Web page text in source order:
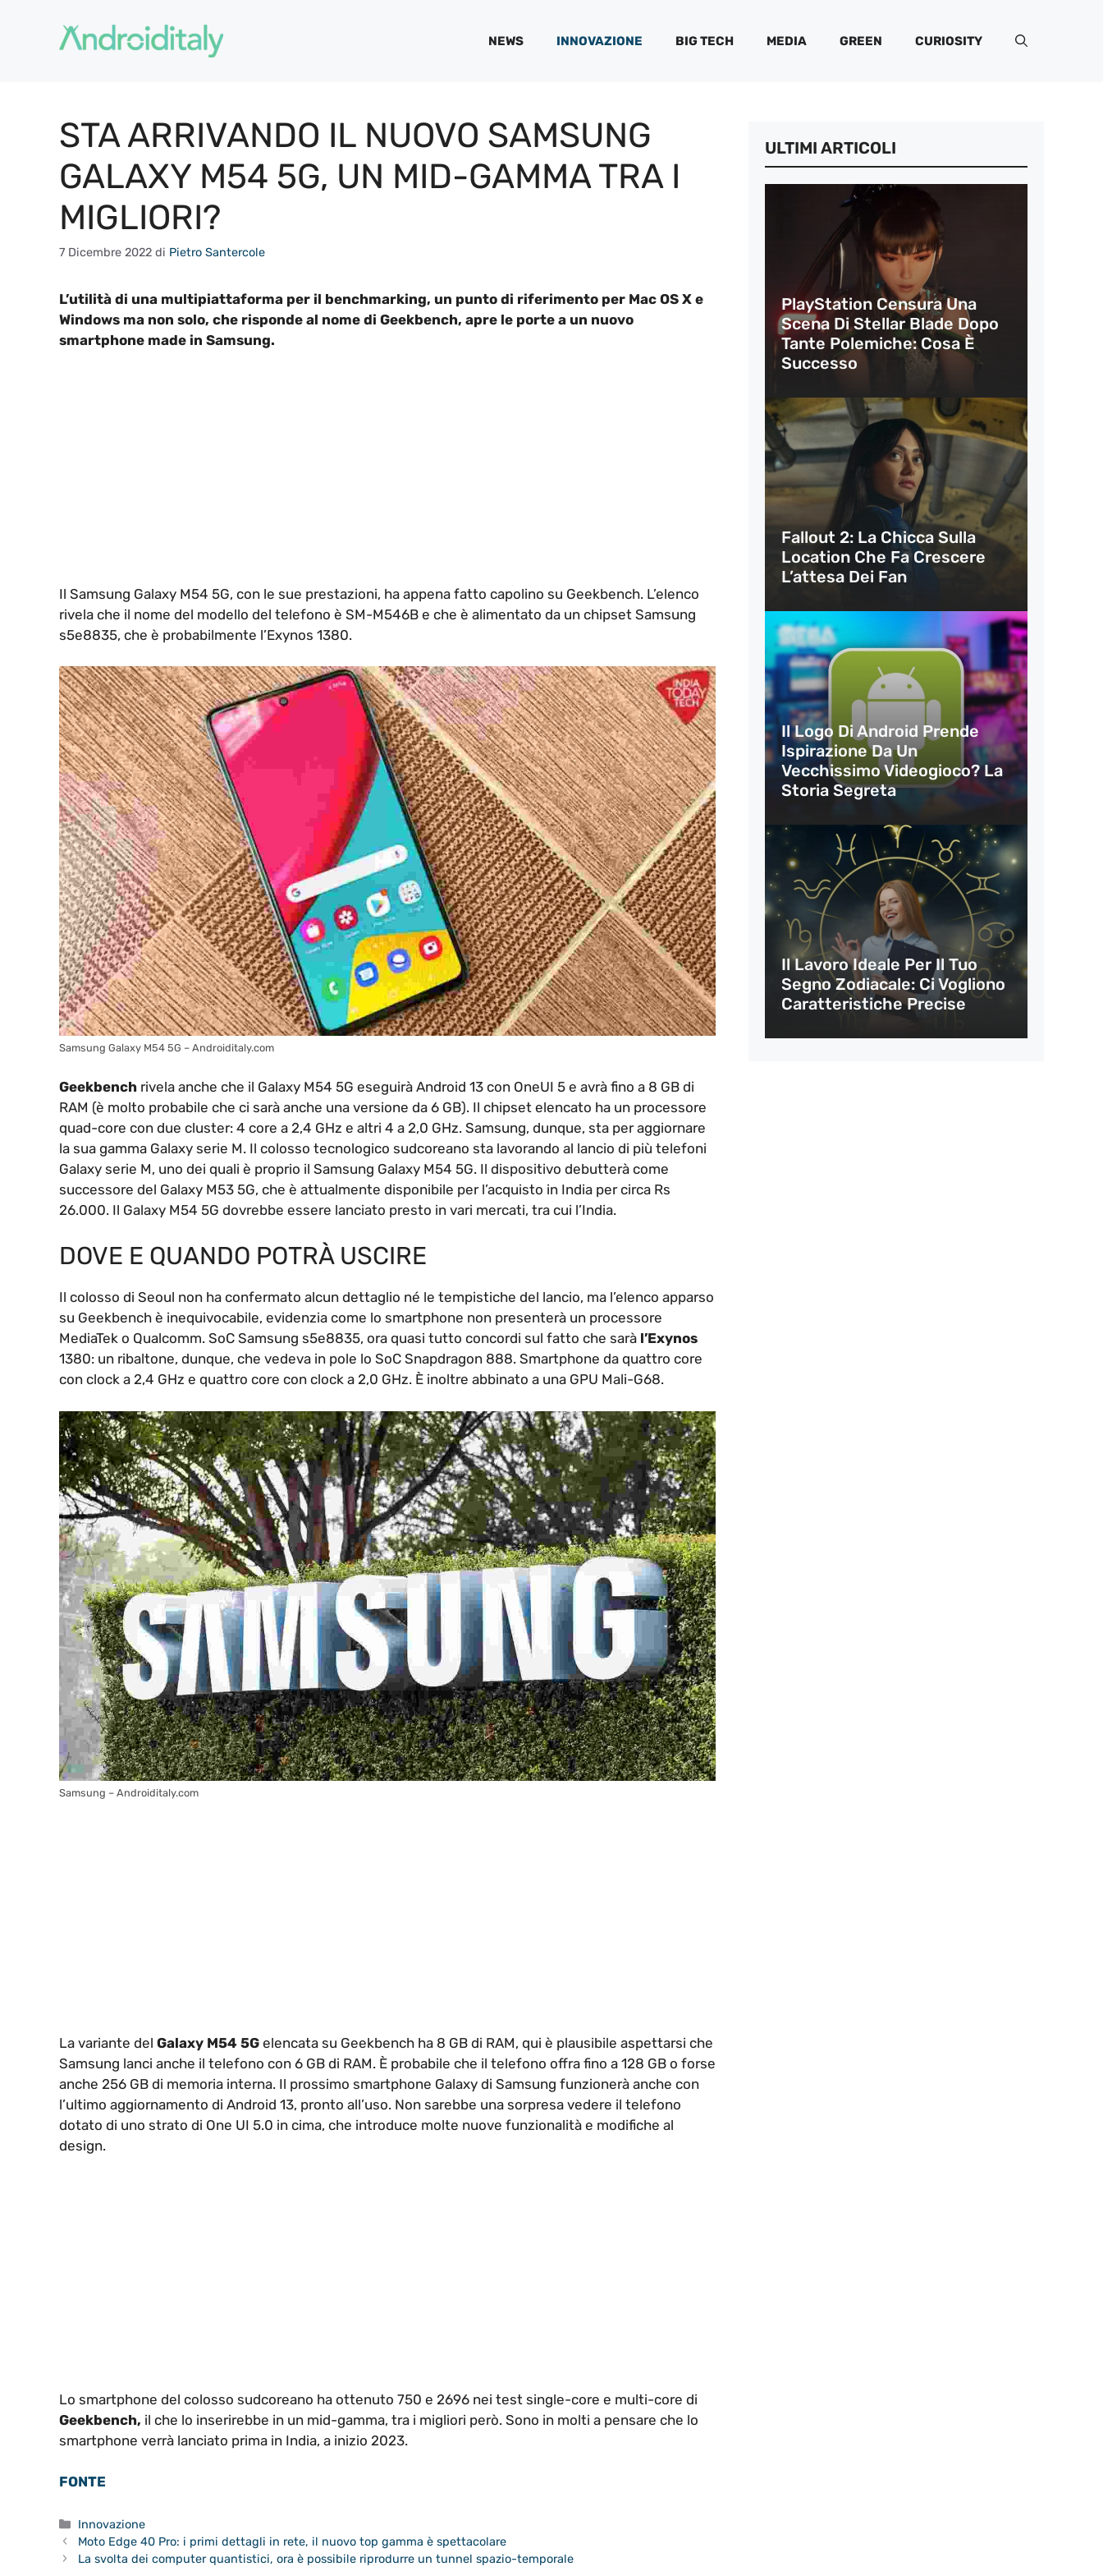
contenuto
NEWS INNOVAZIONE BIG TECH MEDIA GREEN CURIOSITY
STA ARRIVANDO IL NUOVO SAMSUNG
GALAXY M54 5G, UN MID-GAMMA TRA I
MIGLIORI?
7 Dicembre 2022 di Pietro Santercole
L’utilità di una multipiattaforma per il benchmarking, un punto di riferimento per Mac OS X e
Windows ma non solo, che risponde al nome di Geekbench, apre le porte a un nuovo
smartphone made in Samsung.
Il Samsung Galaxy M54 5G, con le sue prestazioni, ha appena fatto capolino su Geekbench. L’elenco
rivela che il nome del modello del telefono è SM-M546B e che è alimentato da un chipset Samsung
s5e8835, che è probabilmente l’Exynos 1380.
Samsung Galaxy M54 5G – Androiditaly.com
Geekbench rivela anche che il Galaxy M54 5G eseguirà Android 13 con OneUI 5 e avrà fino a 8 GB di
RAM (è molto probabile che ci sarà anche una versione da 6 GB). Il chipset elencato ha un processore
quad-core con due cluster: 4 core a 2,4 GHz e altri 4 a 2,0 GHz. Samsung, dunque, sta per aggiornare
la sua gamma Galaxy serie M. Il colosso tecnologico sudcoreano sta lavorando al lancio di più telefoni
Galaxy serie M, uno dei quali è proprio il Samsung Galaxy M54 5G. Il dispositivo debutterà come
successore del Galaxy M53 5G, che è attualmente disponibile per l’acquisto in India per circa Rs
26.000. Il Galaxy M54 5G dovrebbe essere lanciato presto in vari mercati, tra cui l’India.
DOVE E QUANDO POTRÀ USCIRE
Il colosso di Seoul non ha confermato alcun dettaglio né le tempistiche del lancio, ma l’elenco apparso
su Geekbench è inequivocabile, evidenzia come lo smartphone non presenterà un processore
MediaTek o Qualcomm. SoC Samsung s5e8835, ora quasi tutto concordi sul fatto che sarà l’Exynos
1380: un ribaltone, dunque, che vedeva in pole lo SoC Snapdragon 888. Smartphone da quattro core
con clock a 2,4 GHz e quattro core con clock a 2,0 GHz. È inoltre abbinato a una GPU Mali-G68.
Samsung – Androiditaly.com
La variante del Galaxy M54 5G elencata su Geekbench ha 8 GB di RAM, qui è plausibile aspettarsi che
Samsung lanci anche il telefono con 6 GB di RAM. È probabile che il telefono offra fino a 128 GB o forse
anche 256 GB di memoria interna. Il prossimo smartphone Galaxy di Samsung funzionerà anche con
l’ultimo aggiornamento di Android 13, pronto all’uso. Non sarebbe una sorpresa vedere il telefono
dotato di uno strato di One UI 5.0 in cima, che introduce molte nuove funzionalità e modifiche al
design.
Lo smartphone del colosso sudcoreano ha ottenuto 750 e 2696 nei test single-core e multi-core di
Geekbench, il che lo inserirebbe in un mid-gamma, tra i migliori però. Sono in molti a pensare che lo
smartphone verrà lanciato prima in India, a inizio 2023.
FONTE
Categorie
Innovazione
Moto Edge 40 Pro: i primi dettagli in rete, il nuovo top gamma è spettacolare
La svolta dei computer quantistici, ora è possibile riprodurre un tunnel spazio-temporale
ULTIMI ARTICOLI
PlayStation Censura Una
Scena Di Stellar Blade Dopo
Tante Polemiche: Cosa È
Successo
Fallout 2: La Chicca Sulla
Location Che Fa Crescere
L’attesa Dei Fan
Il Logo Di Android Prende
Ispirazione Da Un
Vecchissimo Videogioco? La
Storia Segreta
Il Lavoro Ideale Per Il Tuo
Segno Zodiacale: Ci Vogliono
Caratteristiche Precise